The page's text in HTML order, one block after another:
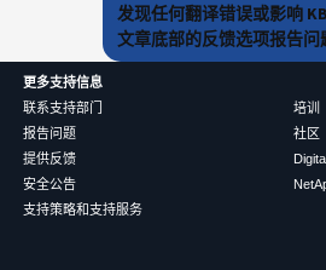
发现任何翻译错误或影响
文章底部的反馈选项报告问
更多支持信息
联系支持部门
报告问题
提供反馈
安全公告
支持策略和支持服务
培训
社区